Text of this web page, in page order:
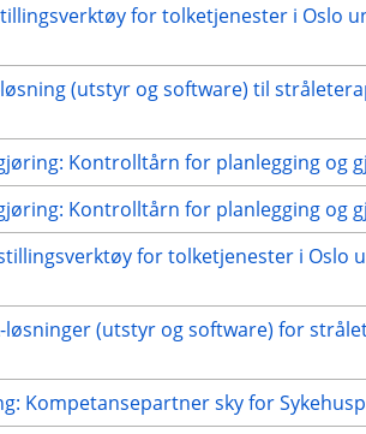
for tolketjenester i Oslo
(utstyr og software) til
Kontrolltårn for planlegging og
Kontrolltårn for planlegging og
for tolketjenester i Oslo
løsninger (utstyr og software) for
Kompetansepartner sky for